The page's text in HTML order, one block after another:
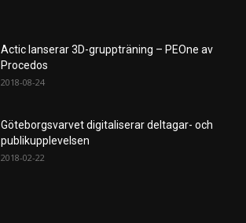
Actic lanserar 3D-gruppträning – PEOne av
Procedos
2018-08-24
Göteborgsvarvet digitaliserar deltagar- och
publikupplevelsen
2018-02-22